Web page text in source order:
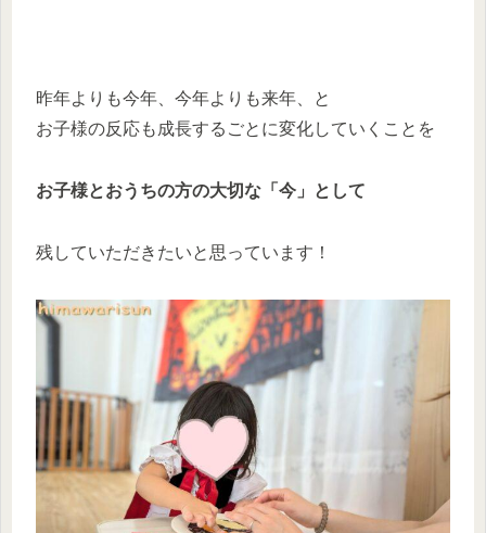
昨年よりも今年、今年よりも来年、と
お子様の反応も成長するごとに変化していくことを
お子様とおうちの方の大切な「今」として
残していただきたいと思っています！